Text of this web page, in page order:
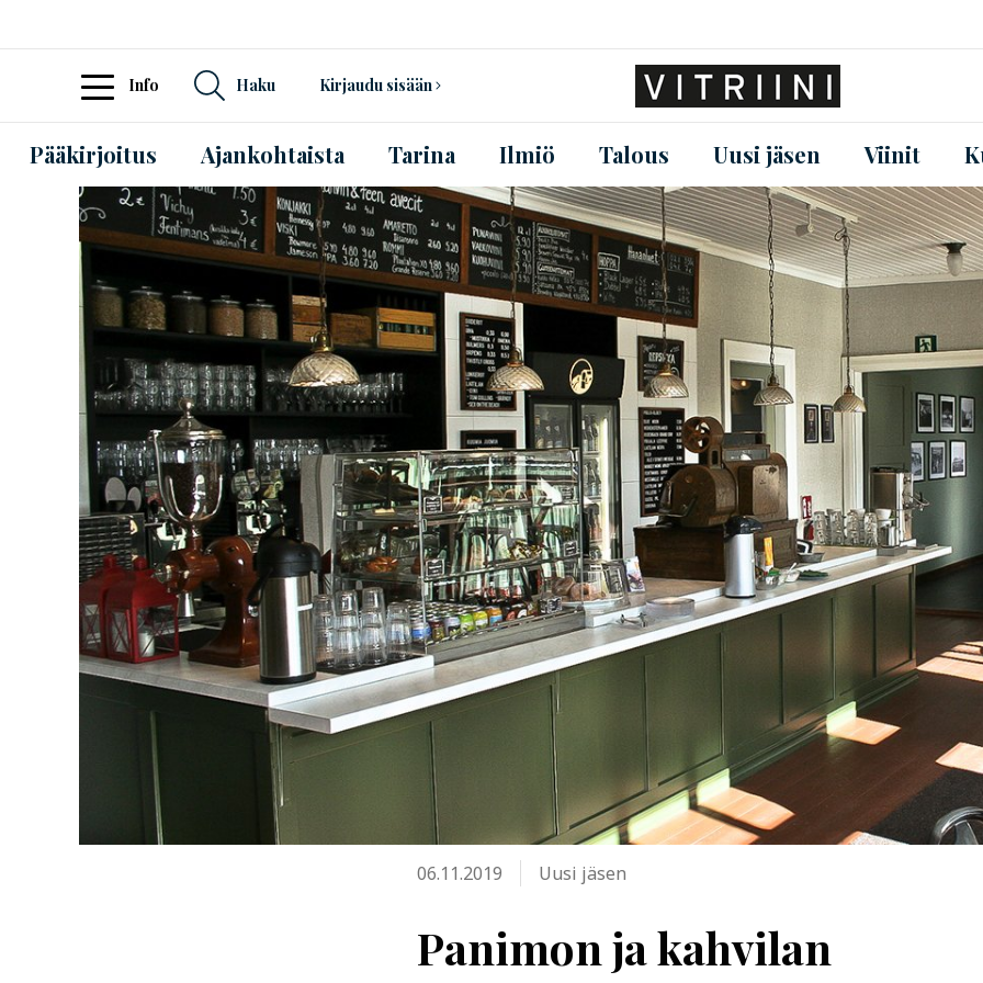
Info Haku Kirjaudu sisään
Pääkirjoitus Ajankohtaista Tarina Ilmiö Talous Uusi jäsen Viinit
06.11.2019 Uusi jäsen
Panimon ja kahvilan